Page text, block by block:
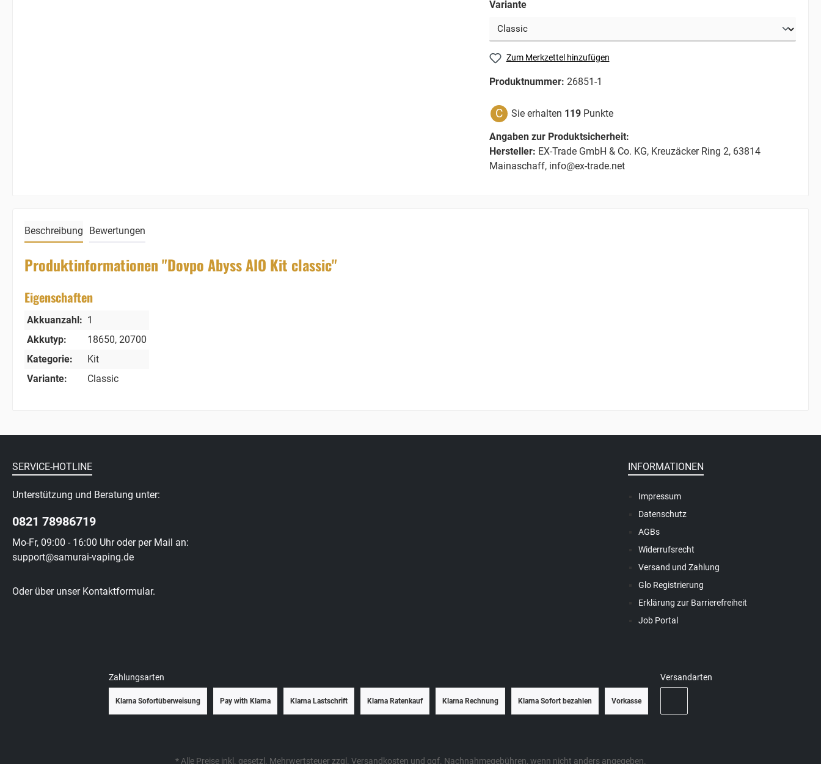
Variante
Zum Merkzettel hinzufügen
Produktnummer: 26851-1
C Sie erhalten 119 Punkte
Angaben zur Produktsicherheit:
Hersteller: EX-Trade GmbH & Co. KG, Kreuzäcker Ring 2, 63814
Mainaschaff, info@ex-trade.net
Beschreibung Bewertungen
Produktinformationen "Dovpo Abyss AIO Kit classic"
Eigenschaften
Akkuanzahl: 1
Akkutyp:
18650, 20700
Kategorie:
Kit
Variante:
Classic
SERVICE-HOTLINE
Unterstützung und Beratung unter:
0821 78986719
Mo-Fr, 09:00 - 16:00 Uhr oder per Mail an:
support@samurai-vaping.de
Oder über unser Kontaktformular.
INFORMATIONEN
Impressum
Datenschutz
AGBs
Widerrufsrecht
Versand und Zahlung
Glo Registrierung
Erklärung zur Barrierefreiheit
Job Portal
Zahlungsarten
Klarna Sofortüberweisung Pay with Klarna Klarna Lastschrift Klarna Ratenkauf Klarna Rechnung Klarna Sofort bezahlen Vorkasse
Versandarten
* Alle Preise inkl. gesetzl. Mehrwertsteuer zzgl. Versandkosten und ggf. Nachnahmegebühren, wenn nicht anders angegeben.